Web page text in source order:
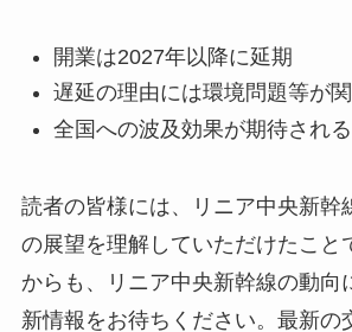
開業は2027年以降に延期
遅延の理由には環境問題等が
全国への波及効果が期待される
読者の皆様には、リニア中央新幹
の展望を理解していただけたこと
からも、リニア中央新幹線の動向
新情報をお待ちください。最新の